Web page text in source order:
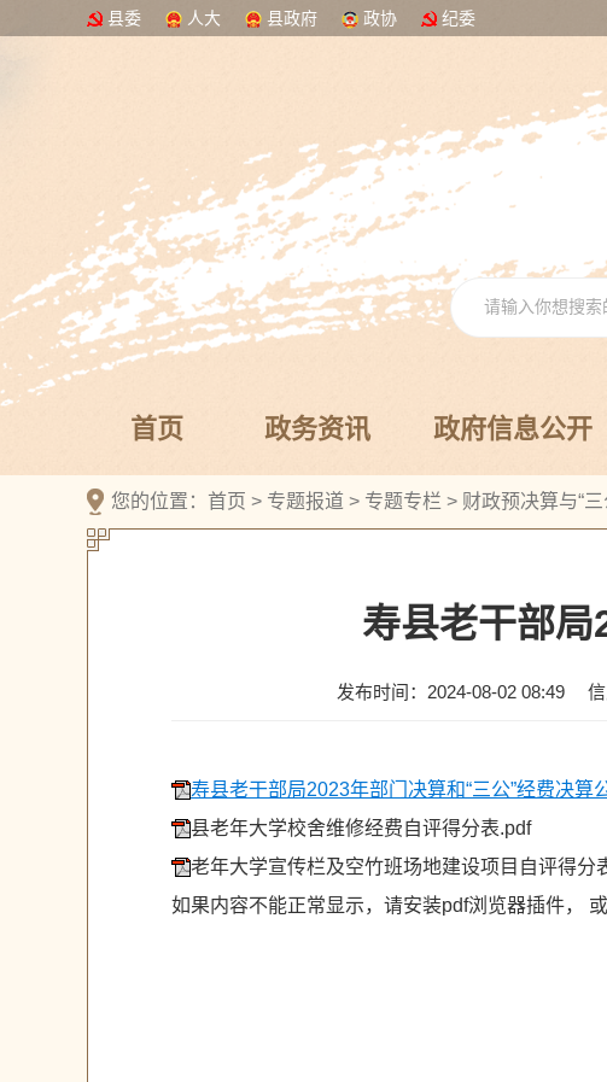
县委 人大 县政府 政协 纪委
首页 政务资讯 政府信息公开
您的位置： 首页 > 专题报道 > 专题专栏 > 财政预决算与“
寿县老干部
发布时间：2024-08-02 08:49
寿县老干部局2023年部门决算和“三公”经费决算
县老年大学校舍维修经费自评得分表.pdf
老年大学宣传栏及空竹班场地建设项目自评得分
如果内容不能正常显示，请安装pdf浏览器插件，